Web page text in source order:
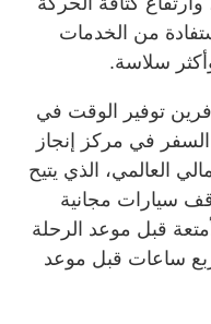
من الخدمات
سلاسة.
توفير الوقت في
في مركز إنجاز
العالمي، الذي يتيح
سيارات مجانية
قبل موعد الرحلة
وحتى أربع ساعات قبل موعد